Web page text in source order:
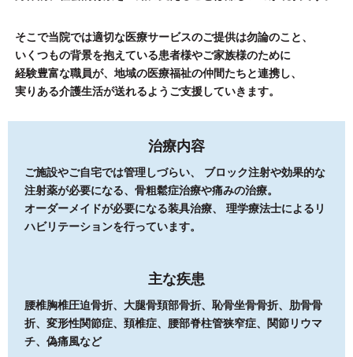
そこで当院では適切な医療サービスのご提供は勿論のこと、
いくつもの背景を抱えている患者様やご家族様のために
経験豊富な職員が、地域の医療福祉の仲間たちと連携し、
実りある介護生活が送れるようご支援していきます。
治療内容
ご施設やご自宅では管理しづらい、 ブロック注射や効果的な
注射薬が必要になる、骨粗鬆症治療や痛みの治療。
オーダーメイドが必要になる装具治療、 理学療法士によるリ
ハビリテーションを行っています。
主な疾患
腰椎胸椎圧迫骨折、大腿骨頚部骨折、恥骨坐骨骨折、肋骨骨
折、変形性関節症、頚椎症、腰部脊柱管狭窄症、関節リウマ
チ、偽痛風など